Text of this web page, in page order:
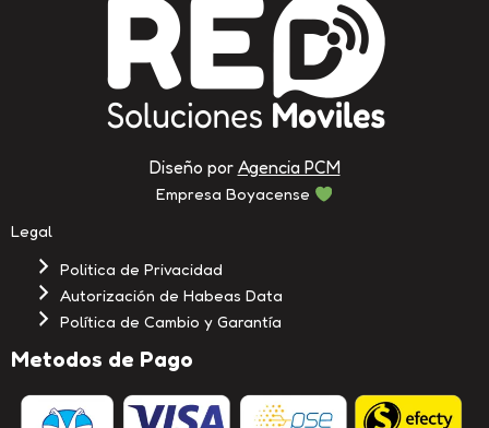
Diseño por Agencia PCM
Empresa Boyacense
Legal
Politica de Privacidad
Autorización de Habeas Data
Política de Cambio y Garantía
Metodos de Pago